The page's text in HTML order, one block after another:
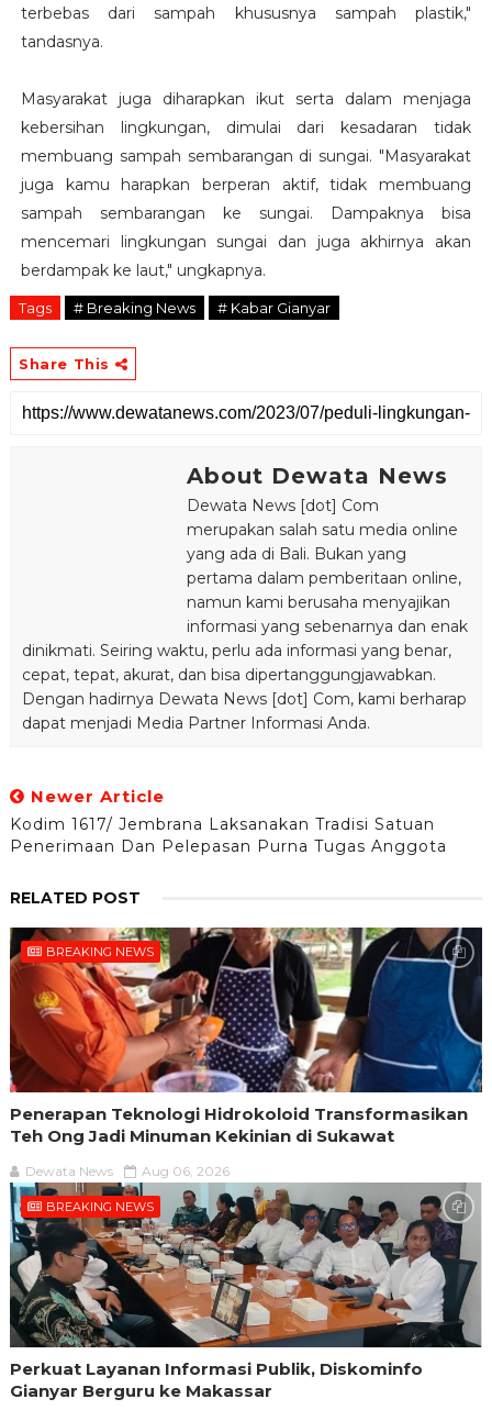
terbebas dari sampah khususnya sampah plastik,"
tandasnya.
Masyarakat juga diharapkan ikut serta dalam menjaga
kebersihan lingkungan, dimulai dari kesadaran tidak
membuang sampah sembarangan di sungai. "Masyarakat
juga kamu harapkan berperan aktif, tidak membuang
sampah sembarangan ke sungai. Dampaknya bisa
mencemari lingkungan sungai dan juga akhirnya akan
berdampak ke laut," ungkapnya.
Tags # Breaking News # Kabar Gianyar
Share This
About Dewata News
Dewata News [dot] Com
merupakan salah satu media online
yang ada di Bali. Bukan yang
pertama dalam pemberitaan online,
namun kami berusaha menyajikan
informasi yang sebenarnya dan enak
dinikmati. Seiring waktu, perlu ada informasi yang benar,
cepat, tepat, akurat, dan bisa dipertanggungjawabkan.
Dengan hadirnya Dewata News [dot] Com, kami berharap
dapat menjadi Media Partner Informasi Anda.
Newer Article
Kodim 1617/ Jembrana Laksanakan Tradisi Satuan
Penerimaan Dan Pelepasan Purna Tugas Anggota
RELATED POST
BREAKING NEWS
Penerapan Teknologi Hidrokoloid Transformasikan
Teh Ong Jadi Minuman Kekinian di Sukawat
Dewata News Aug 06, 2026
BREAKING NEWS
Perkuat Layanan Informasi Publik, Diskominfo
Gianyar Berguru ke Makassar